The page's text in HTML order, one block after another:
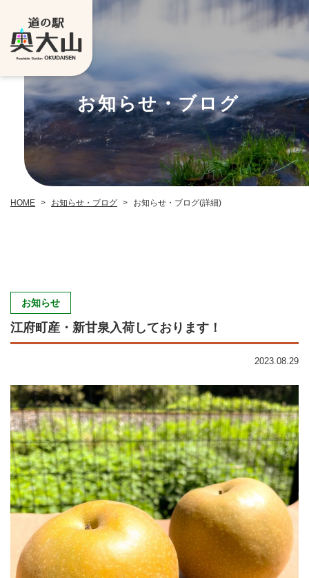
お知らせ・ブログ
HOME > お知らせ・ブログ > お知らせ・ブログ(詳細)
お知らせ
江府町産・新甘泉入荷しております！
2023.08.29